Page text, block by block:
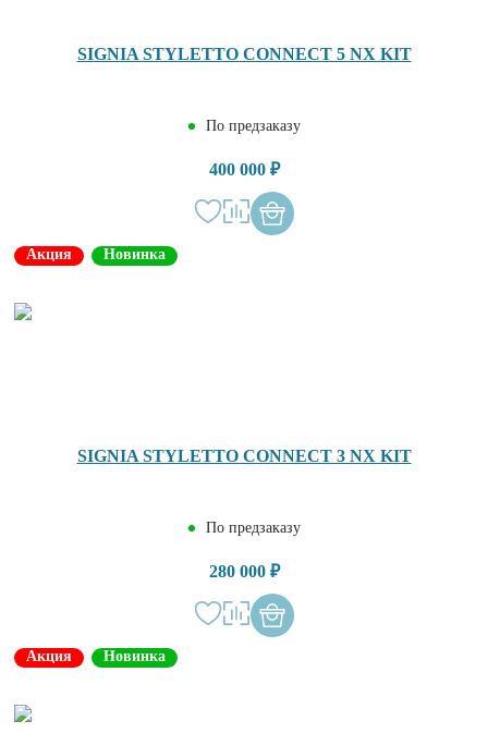
SIGNIA STYLETTO CONNECT 5 NX KIT
По предзаказу
400 000 ₽
Акция Новинка
SIGNIA STYLETTO CONNECT 3 NX KIT
По предзаказу
280 000 ₽
Акция Новинка